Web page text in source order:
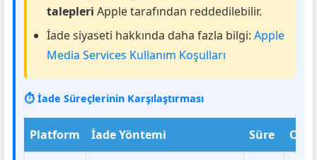
talepleri Apple tarafından reddedilebilir.
İade siyaseti hakkında daha fazla bilgi: Apple
Media Services Kullanım Koşulları
⏱ İade Süreçlerinin Karşılaştırması
Platform İade Yöntemi Süre